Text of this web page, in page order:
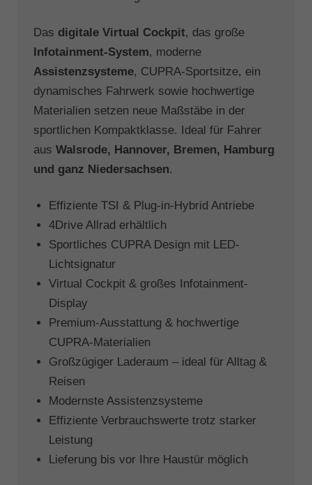
Das digitale Virtual Cockpit, das große
Infotainment-System, moderne
Assistenzsysteme, CUPRA-Sportsitze, ein
dynamisches Fahrwerk sowie hochwertige
Materialien setzen neue Maßstäbe in der
sportlichen Kompaktklasse. Ideal für Fahrer
aus Walsrode, Hannover, Bremen, Hamburg
und ganz Niedersachsen.
Effiziente TSI & Plug-in-Hybrid Antriebe
4Drive Allrad erhältlich
Sportliches CUPRA Design mit LED-
Lichtsignatur
Virtual Cockpit & großes Infotainment-
Display
Premium-Ausstattung & hochwertige
CUPRA-Materialien
Großzügiger Laderaum – ideal für Alltag &
Reisen
Modernste Assistenzsysteme
Effiziente Verbrauchswerte trotz starker
Leistung
Lieferung bis vor Ihre Haustür möglich